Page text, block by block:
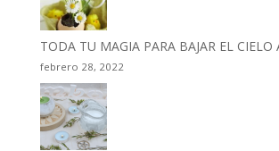
TODA TU MAGIA PARA BAJAR EL CIELO
febrero 28, 2022